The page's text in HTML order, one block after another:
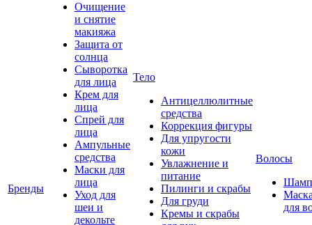
Бренды
Очищение
и снятие
макияжа
Защита от
солнца
Сыворотка
для лица
Крем для
лица
Спрей для
лица
Ампульные
средства
Маски для
лица
Уход для
шеи и
декольте
Тело
Антицеллюлитные
средства
Коррекция фигуры
Для упругости
кожи
Увлажнение и
питание
Пилинги и скрабы
Для груди
Кремы и скрабы
Волосы
для